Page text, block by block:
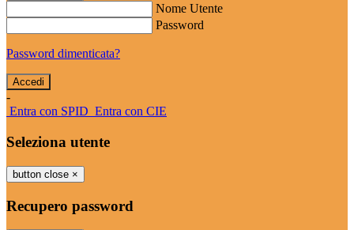
Nome Utente
Password
Password dimenticata?
-
Entra con SPID Entra con CIE
Seleziona utente
button close ×
Recupero password